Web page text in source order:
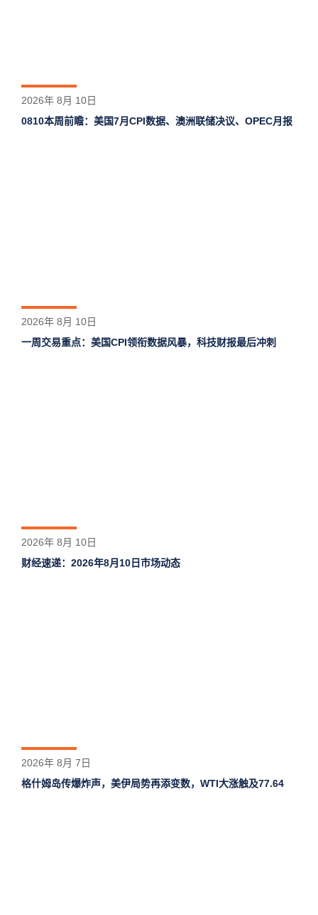
2026年 8月 10日
0810本周前瞻：美国7月CPI数据、澳洲联储决议、OPEC月报
2026年 8月 10日
一周交易重点：美国CPI领衔数据风暴，科技财报最后冲刺
2026年 8月 10日
财经速递：2026年8月10日市场动态
2026年 8月 7日
格什姆岛‌传爆炸声，美伊局势再添变数，WTI大涨触及77.64